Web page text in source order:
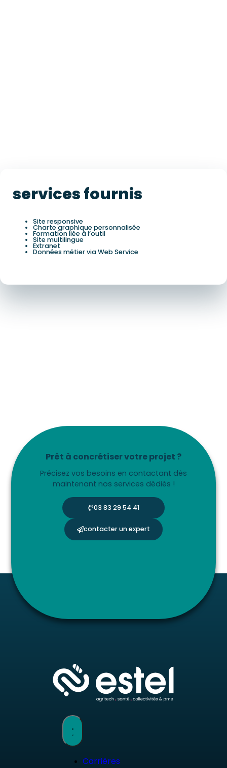
services fournis
Site responsive
Charte graphique personnalisée
Formation liée à l’outil
Site multilingue
Extranet
Données métier via Web Service
Prêt à concrétiser votre projet ?
Précisez vos besoins en contactant dès
maintenant nos services dédiés !
03 83 29 54 41
contacter un expert
Carrières